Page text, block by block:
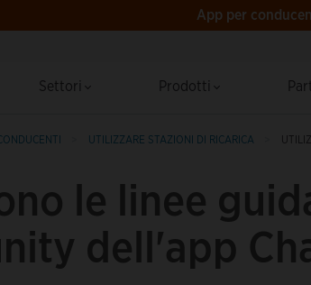
App per
Settori Prodotti
UTILIZZARE STAZIONI DI RICARICA
le linee
dell'app